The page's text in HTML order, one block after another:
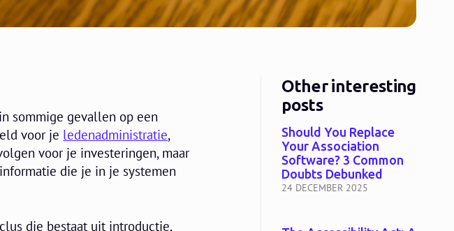
sommige gevallen op een
voor je ledenadministratie,
voor je investeringen, maar
die je in je systemen
die bestaat uit introductie,
Other interesting
posts
24 DECEMBER 2025
Should You Replace
Your Association
Software? 3 Common
Doubts Debunked